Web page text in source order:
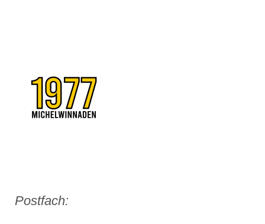
Postfach: